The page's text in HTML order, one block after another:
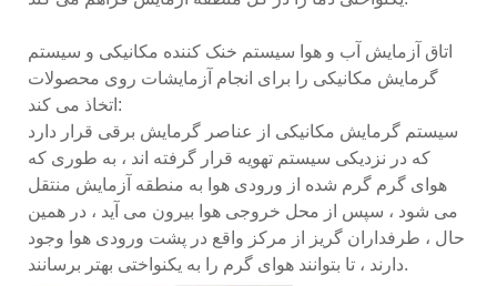
اتاق آزمایش آب و هوا سیستم خنک کننده مکانیکی و سیستم
گرمایش مکانیکی را برای انجام آزمایشات روی محصولات
اتخاذ می کند:
سیستم گرمایش مکانیکی از عناصر گرمایش برقی قرار دارد
که در نزدیکی سیستم تهویه قرار گرفته اند ، به طوری که
هوای گرم گرم شده از ورودی هوا به منطقه آزمایش منتقل
می شود ، سپس از محل خروجی هوا بیرون می آید ، در همین
حال ، طرفداران گریز از مرکز واقع در پشت ورودی هوا وجود
دارند ، تا بتوانند هوای گرم را به یکنواختی بهتر برسانند.